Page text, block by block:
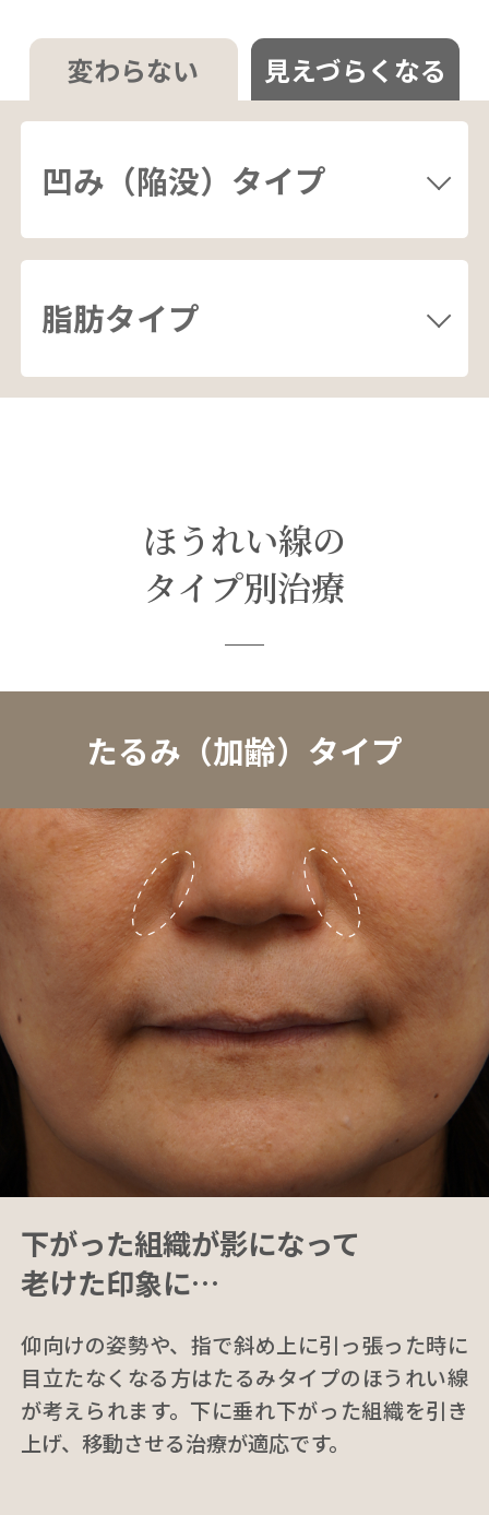
変わらない 見えづらくなる
凹み（陥没）タイプ
脂肪タイプ
ほうれい線の
タイプ別治療
たるみ（加齢）タイプ
下がった組織が影になって
老けた印象に…
仰向けの姿勢や、指で斜め上に引っ張った時に
目立たなくなる方はたるみタイプのほうれい線
が考えられます。下に垂れ下がった組織を引き
上げ、移動させる治療が適応です。